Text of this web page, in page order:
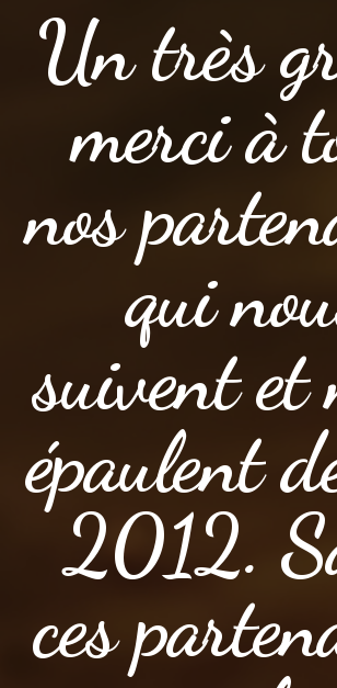
Un très
merci à
nos
qui
suivent et
épaulent
2012.
ces